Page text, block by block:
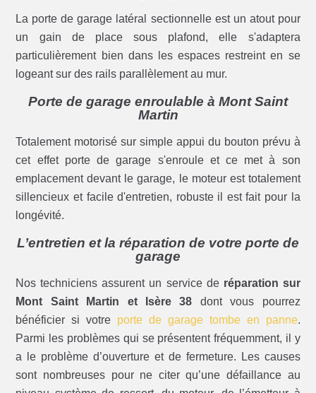
La porte de garage latéral sectionnelle est un atout pour
un gain de place sous plafond, elle s'adaptera
particulièrement bien dans les espaces restreint en se
logeant sur des rails parallèlement au mur.
Porte de garage enroulable à Mont Saint
Martin
Totalement motorisé sur simple appui du bouton prévu à
cet effet porte de garage s'enroule et ce met à son
emplacement devant le garage, le moteur est totalement
sillencieux et facile d'entretien, robuste il est fait pour la
longévité.
L’entretien et la réparation de votre porte de
garage
Nos techniciens assurent un service de réparation sur
Mont Saint Martin et Isère 38 dont vous pourrez
bénéficier si votre porte de garage tombe en panne.
Parmi les problèmes qui se présentent fréquemment, il y
a le problème d’ouverture et de fermeture. Les causes
sont nombreuses pour ne citer qu’une défaillance au